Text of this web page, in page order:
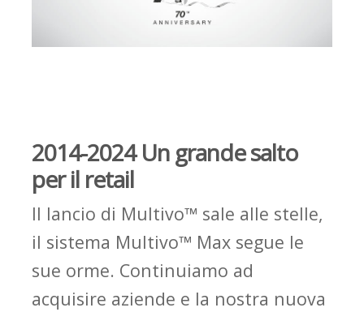
2014-2024 Un grande salto
per il retail
Il lancio di Multivo™ sale alle stelle,
il sistema Multivo™ Max segue le
sue orme. Continuiamo ad
acquisire aziende e la nostra nuova